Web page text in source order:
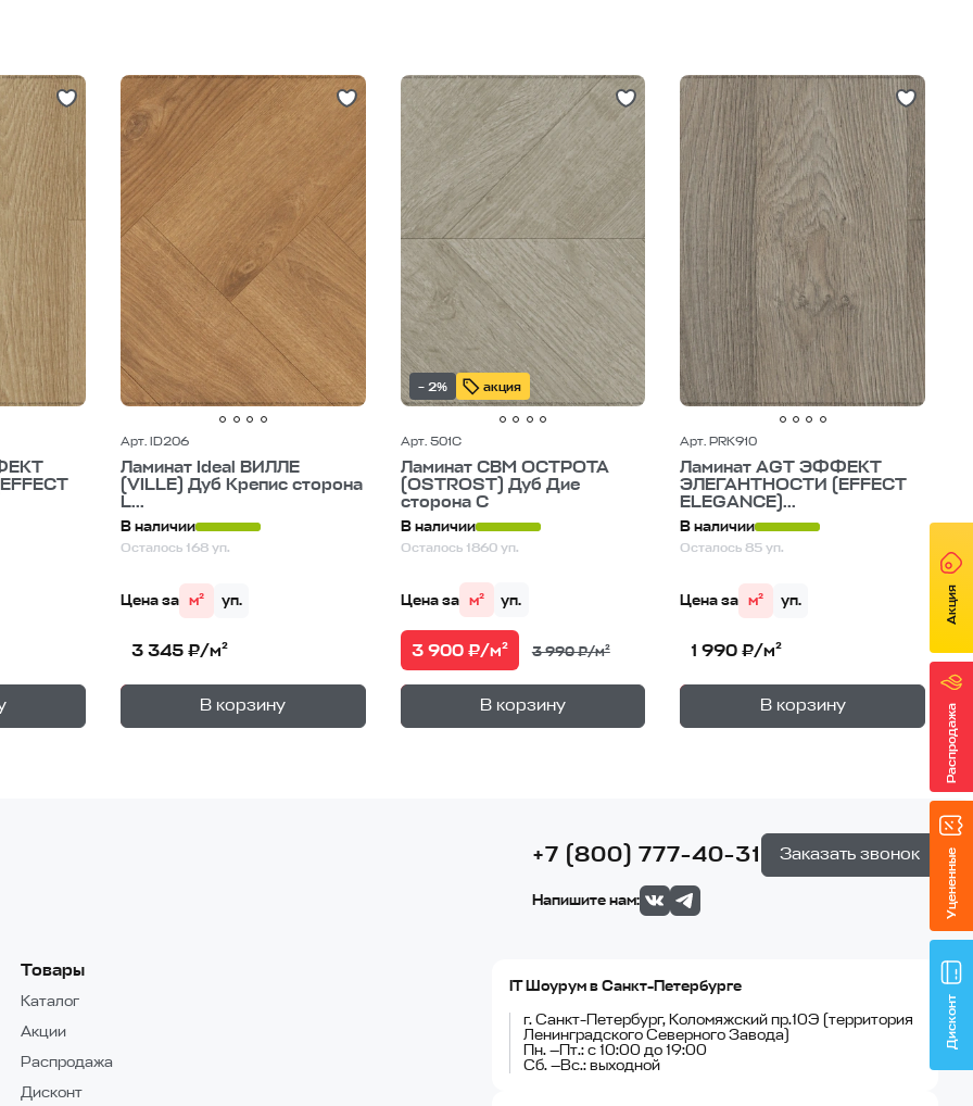
Арт. ID206
Ламинат Ideal ВИЛЛЕ
(VILLE) Дуб Крепис сторона
L...
В наличии
Осталось 168 уп.
Цена за м² уп.
3 345 ₽/м²
В корзину
В корзине —
– 2% акция
Арт. 501C
Ламинат CBM ОСТРОТА
(OSTROST) Дуб Дие
сторона С
В наличии
Осталось 1860 уп.
Цена за м² уп.
3 900 ₽/м² 3 990 ₽/м²
В корзину
В корзине —
Арт. PRK910
Ламинат AGT ЭФФЕКТ
ЭЛЕГАНТНОСТИ (EFFECT
ELEGANCE)...
В наличии
Осталось 85 уп.
Цена за м² уп.
1 990 ₽/м²
В корзину
В корзине —
+7 (800) 777-40-31 Заказать звонок
Напишите нам:
Товары
Каталог
Акции
Распродажа
Дисконт
IT Шоурум в Санкт-Петербурге
г. Санкт-Петербург, Коломяжский пр.10Э (территория
Ленинградского Северного Завода)
Пн. —Пт.: с 10:00 до 19:00
Сб. —Вс.: выходной
Акция
Распродажа
Уцененные
Дисконт